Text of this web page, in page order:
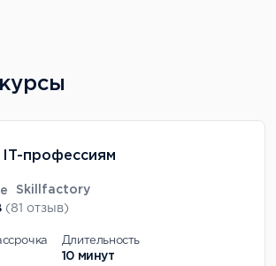
IT-профессиям
Skillfactory
(81 отзыв)
Длительность
10 минут